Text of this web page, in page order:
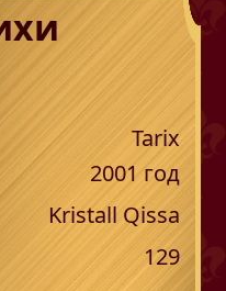
Tarix
2001 год
Kristall Qissa
129